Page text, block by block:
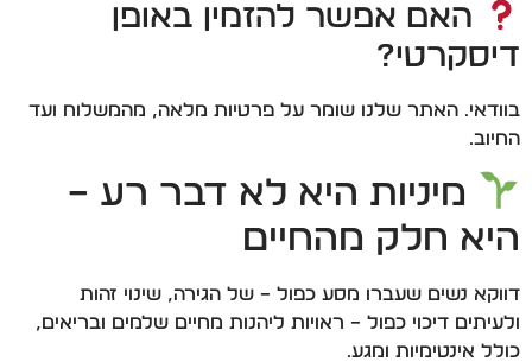
האם אפשר להזמין באופן
דיסקרטי?
בוודאי. האתר שלנו שומר על פרטיות מלאה, מהמשלוח ועד
החיוב.
מיניות היא לא דבר רע –
היא חלק מהחיים
דווקא נשים שעברו מסע כפול – של הגירה, שינוי זהות
ולעיתים דיכוי כפול – ראויות ליהנות מחיים שלמים ובריאים,
כולל אינטימיות ומגע.